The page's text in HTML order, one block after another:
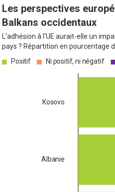
Les perspectives
Balkans occidentaux
L'adhésion à l'UE aurait-elle un
pays ? Répartition en pourcentage
Positif
Ni positif, ni négatif
Kosovo
Albanie